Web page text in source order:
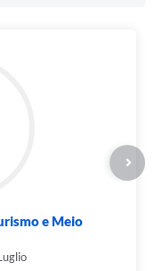
e Meio